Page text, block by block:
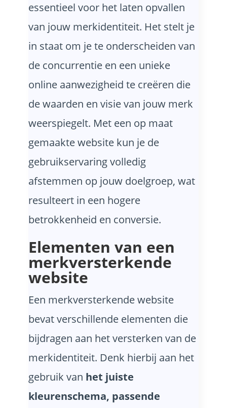
essentieel voor het laten opvallen
van jouw merkidentiteit. Het stelt je
in staat om je te onderscheiden van
de concurrentie en een unieke
online aanwezigheid te creëren die
de waarden en visie van jouw merk
weerspiegelt. Met een op maat
gemaakte website kun je de
gebruikservaring volledig
afstemmen op jouw doelgroep, wat
resulteert in een hogere
betrokkenheid en conversie.
Elementen van een
merkversterkende
website
Een merkversterkende website
bevat verschillende elementen die
bijdragen aan het versterken van de
merkidentiteit. Denk hierbij aan het
gebruik van het juiste
kleurenschema, passende